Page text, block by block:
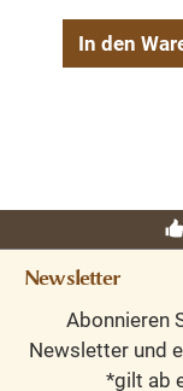
In den
Newsletter
Abonnieren
Newsletter und
*gilt ab